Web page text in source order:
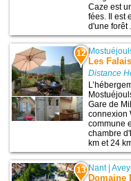
Caze est
fées. Il est
d'une forêt ...
12
Les
Distance
Gare de
connexion
commune
chambre
km et 24
13 Nant|
Domaine